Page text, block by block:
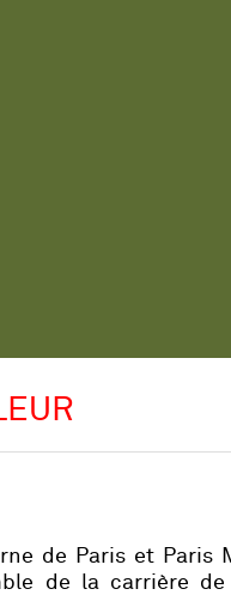
de Paris et Paris
de la carrière